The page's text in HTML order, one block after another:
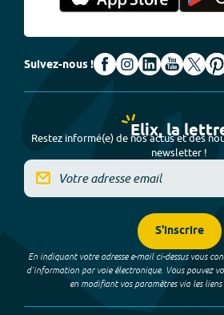
Suivez-nous !
Elix, la
Restez informé(e) de nos actus et des
newsletter !
S'inscrire
En indiquant votre adresse e-mail ci-dessus vous
d’information par voie électronique. Vous pouvez
en modifiant vos paramètres via les liens